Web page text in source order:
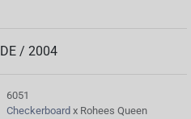
DE / 2004
6051
Checkerboard x Rohees Queen